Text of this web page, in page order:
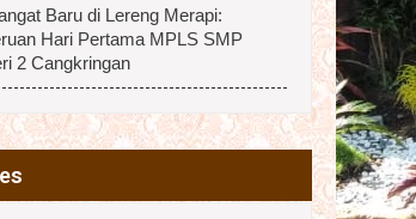
Baru di Lereng Merapi:
Hari Pertama MPLS SMP
2 Cangkringan